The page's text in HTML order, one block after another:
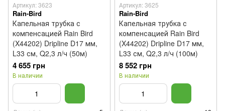
Артикул: 3623
Rain-Bird
Капельная трубка с
компенсацией Rain Bird
(X44202) Dripline D17 мм,
L33 см, Q2,3 л/ч (50м)
4 655 грн
В наличии
Артикул: 3625
Rain-Bird
Капельная трубка с
компенсацией Rain Bird
(X44202) Dripline D17 мм,
L33 см, Q2,3 л/ч (100м)
8 552 грн
В наличии